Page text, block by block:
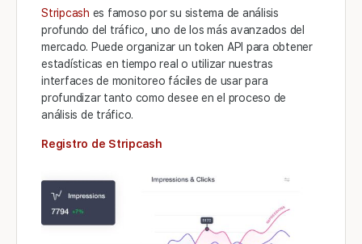
Stripcash es famoso por su sistema de análisis
profundo del tráfico, uno de los más avanzados del
mercado. Puede organizar un token API para obtener
estadísticas en tiempo real o utilizar nuestras
interfaces de monitoreo fáciles de usar para
profundizar tanto como desee en el proceso de
análisis de tráfico.
Registro de Stripcash